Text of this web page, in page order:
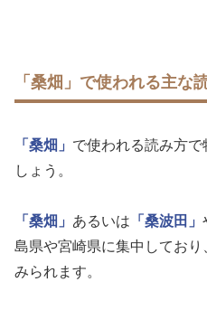
「桑畑」で使われる主な
「桑畑」 で使われる読み方で
しょう。
「桑畑」 あるいは 「桑波田」
島県や宮崎県に集中しており
みられます。